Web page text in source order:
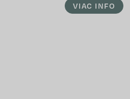
VIAC INFO